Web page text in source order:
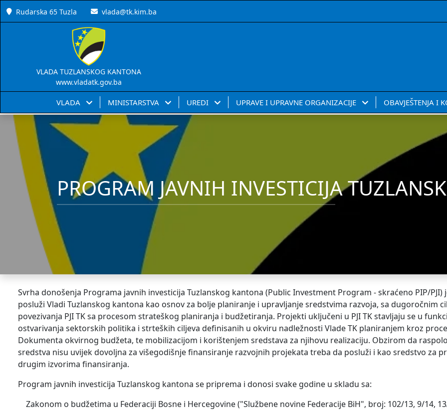
Rudarska 65 Tuzla vlada@tk.kim.ba
VLADA TUZLANSKOG KANTONA
www.vladatk.gov.ba
VLADA MINISTARSTVA UREDI UPRAVE I UPRAVNE ORGANIZACIJE OBAVJEŠTENJA I
PROGRAM JAVNIH INVESTICIJA
Svrha donošenja Programa javnih investicija Tuzlanskog kantona (Public Investment Program - skraćeno PIP/PJI)
posluži Vladi Tuzlanskog kantona kao osnov za bolje planiranje i upravljanje sredstvima razvoja, sa dugoročnim
povezivanja PJI TK sa procesom strateškog planiranja i budžetiranja. Projekti uključeni u PJI TK stavljaju se u
ostvarivanja sektorskih politika i strteških ciljeva definisanih u okviru nadležnosti Vlade TK planiranjem kroz
Dokumenta okvirnog budžeta, te mobilizacijom i korištenjem sredstava za njihovu realizaciju. Obzirom da
sredstva nisu uvijek dovoljna za višegodišnje finansiranje razvojnih projekata treba da posluži i kao sredstvo za
drugim izvorima finansiranja.
Program javnih investicija Tuzlanskog kantona se priprema i donosi svake godine u skladu sa:
Zakonom o budžetima u Federaciji Bosne i Hercegovine ("Službene novine Federacije BiH", broj: 102/13, 9/14,